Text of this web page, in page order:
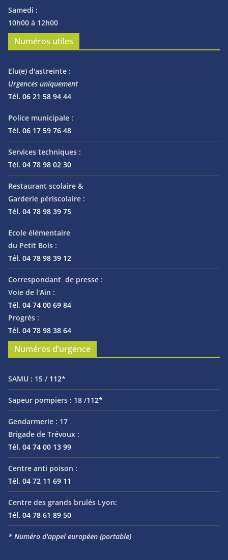
Samedi :
10h00 à 12h00
Numéros utiles
Elu(e) d'astreinte :
Urgences uniquement
Tél. 06 21 58 94 44
Police municipale :
Tél. 06 17 59 76 48
Services techniques :
Tél. 04 78 98 02 30
Restaurant scolaire &
Garderie périscolaire :
Tél. 04 78 98 39 75
Ecole élémentaire
du Petit Bois :
Tél. 04 78 98 39 12
Correspondant de presse :
Voie de l'Ain :
Tél. 04 74 00 69 84
Progrès :
Tél. 04 78 98 38 64
Numéros d’urgence
SAMU : 15 / 112*
Sapeur pompiers : 18 /112*
Gendarmerie : 17
Brigade de Trévoux :
Tél. 04 74 00 13 99
Centre anti poison :
Tél. 04 72 11 69 11
Centre des grands brulés Lyon:
Tél. 04 78 61 89 50
* Numéro d'appel européen (portable)